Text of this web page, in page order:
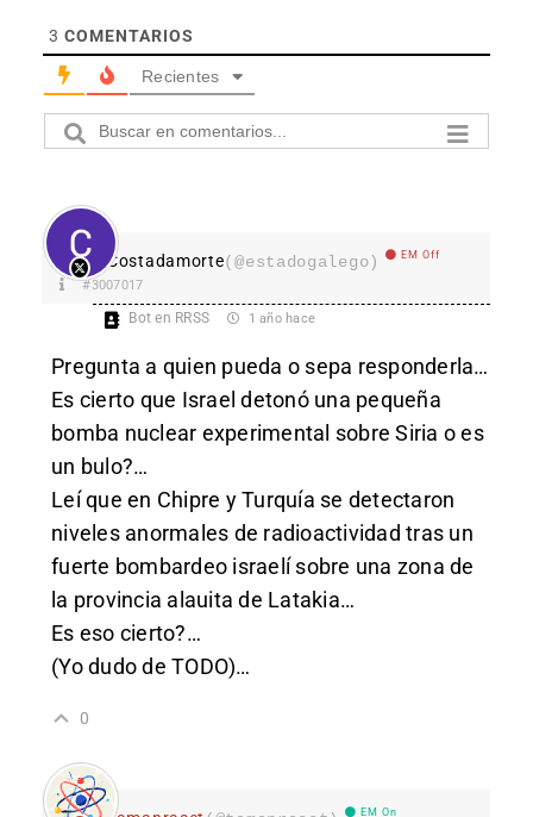
3 COMENTARIOS
Recientes
Costadamorte(@estadogalego) EM Off
#3007017
Bot en RRSS 1 año hace
Pregunta a quien pueda o sepa responderla…
Es cierto que Israel detonó una pequeña
bomba nuclear experimental sobre Siria o es
un bulo?…
Leí que en Chipre y Turquía se detectaron
niveles anormales de radioactividad tras un
fuerte bombardeo israelí sobre una zona de
la provincia alauita de Latakia…
Es eso cierto?…
(Yo dudo de TODO)…
0
EM On